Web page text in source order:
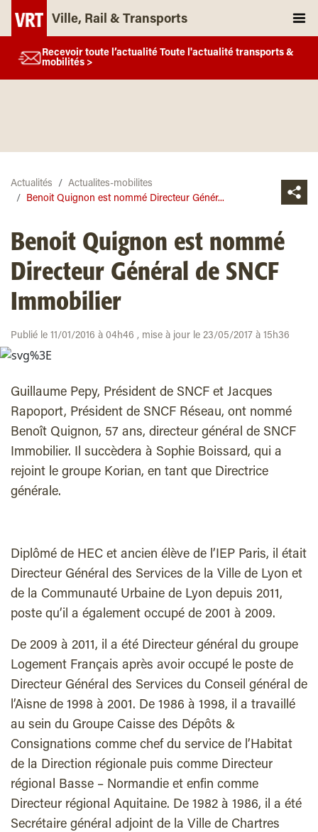
Ville, Rail & Transports
Recevoir toute l’actualité Toute l'actualité transports &
mobilités >
Actualités
Actualites-mobilites
Benoit Quignon est nommé Directeur Génér...
Benoit Quignon est nommé
Directeur Général de SNCF
Immobilier
Publié le 11/01/2016 à 04h46 , mise à jour le 23/05/2017 à 15h36
Guillaume Pepy, Président de SNCF et Jacques
Rapoport, Président de SNCF Réseau, ont nommé
Benoît Quignon, 57 ans, directeur général de SNCF
Immobilier. Il succèdera à Sophie Boissard, qui a
rejoint le groupe Korian, en tant que Directrice
générale.
Diplômé de HEC et ancien élève de l’IEP Paris, il était
Directeur Général des Services de la Ville de Lyon et
de la Communauté Urbaine de Lyon depuis 2011,
poste qu’il a également occupé de 2001 à 2009.
De 2009 à 2011, il a été Directeur général du groupe
Logement Français après avoir occupé le poste de
Directeur Général des Services du Conseil général de
l’Aisne de 1998 à 2001. De 1986 à 1998, il a travaillé
au sein du Groupe Caisse des Dépôts &
Consignations comme chef du service de l’Habitat
de la Direction régionale puis comme Directeur
régional Basse – Normandie et enfin comme
Directeur régional Aquitaine. De 1982 à 1986, il a été
Secrétaire général adjoint de la Ville de Chartres